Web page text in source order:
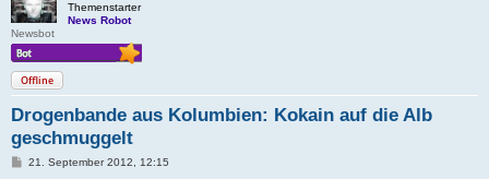
Themenstarter
News Robot
Newsbot
Offline
Drogenbande aus Kolumbien: Kokain auf die Alb
geschmuggelt
B21. September 2012, 12:15